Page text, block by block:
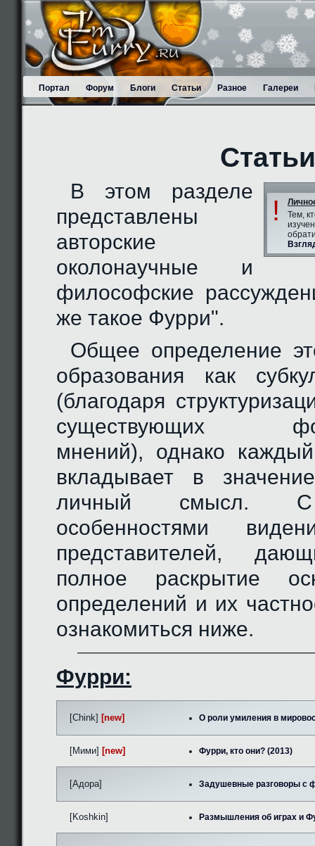
Портал Форум Блоги Статьи Разное Галереи
!
Тем,
В этом разделе
представлены
авторские
околонаучные и
философские
же такое Фурри".
Общее определение
образования как
(благодаря
существующих
мнений), однако
вкладывает в
личный смысл. С
особенностями
представителей,
полное раскрытие
определений и их
ознакомиться ниже.
Фурри:
[Chink] [new] О роли умиления в
[Мими] [new] Фурри, кто они? (2013)
[Адора] Задушевные разговоры с
[Koshkin] Размышления об играх и